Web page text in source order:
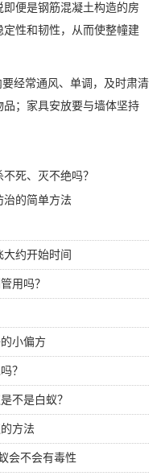
便是钢筋混凝土构造的房
性和韧性，从而使整幢建
经常通风、单调，及时肃清
；家具安放要与墙体坚持
死、灭不绝吗？
治的简单方法
约开始时间
用吗？
小偏方
？
不是白蚁？
方法
会不会有毒性